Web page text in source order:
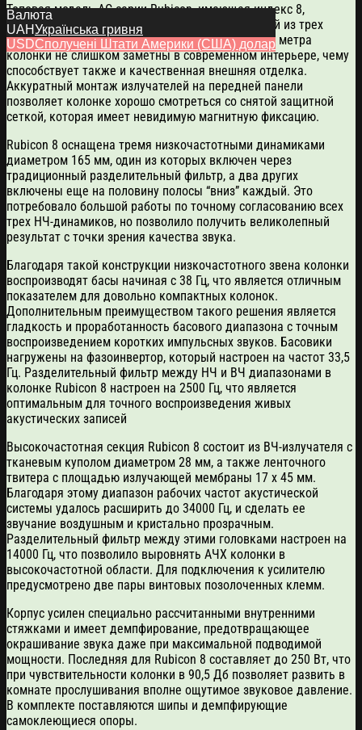
Топовая модель АС серии Rubicon, имеющая индекс 8,
оснащена усиленной басовой секцией, состоящей из трех
динамиков. При высоте корпуса немногим более метра
колонки не слишком заметны в современном интерьере, чему
способствует также и качественная внешняя отделка.
Аккуратный монтаж излучателей на передней панели
позволяет колонке хорошо смотреться со снятой защитной
сеткой, которая имеет невидимую магнитную фиксацию.
Rubicon 8 оснащена тремя низкочастотными динамиками
диаметром 165 мм, один из которых включен через
традиционный разделительный фильтр, а два других
включены еще на половину полосы “вниз” каждый. Это
потребовало большой работы по точному согласованию всех
трех НЧ-динамиков, но позволило получить великолепный
результат с точки зрения качества звука.
Благодаря такой конструкции низкочастотного звена колонки
воспроизводят басы начиная с 38 Гц, что является отличным
показателем для довольно компактных колонок.
Дополнительным преимуществом такого решения является
гладкость и проработанность басового диапазона с точным
воспроизведением коротких импульсных звуков. Басовики
нагружены на фазоинвертор, который настроен на частот 33,5
Гц. Разделительный фильтр между НЧ и ВЧ диапазонами в
колонке Rubicon 8 настроен на 2500 Гц, что является
оптимальным для точного воспроизведения живых
акустических записей
Высокочастотная секция Rubicon 8 состоит из ВЧ-излучателя с
тканевым куполом диаметром 28 мм, а также ленточного
твитера с площадью излучающей мембраны 17 х 45 мм.
Благодаря этому диапазон рабочих частот акустической
системы удалось расширить до 34000 Гц, и сделать ее
звучание воздушным и кристально прозрачным.
Разделительный фильтр между этими головками настроен на
14000 Гц, что позволило выровнять АЧХ колонки в
высокочастотной области. Для подключения к усилителю
предусмотрено две пары винтовых позолоченных клемм.
Корпус усилен специально рассчитанными внутренними
стяжками и имеет демпфирование, предотвращающее
окрашивание звука даже при максимальной подводимой
мощности. Последняя для Rubicon 8 составляет до 250 Вт, что
при чувствительности колонки в 90,5 Дб позволяет развить в
комнате прослушивания вполне ощутимое звуковое давление.
В комплекте поставляются шипы и демпфирующие
самоклеющиеся опоры.
Валюта
UAHУкраїнська гривня
USDСполучені Штати Америки (США) долар